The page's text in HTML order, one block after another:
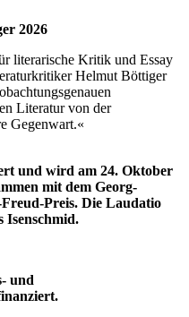
2026
literarische Kritik und Essay
Helmut Böttiger
Literatur von der
Gegenwart.«
und wird am 24. Oktober
mit dem Georg-
Preis. Die Laudatio
und